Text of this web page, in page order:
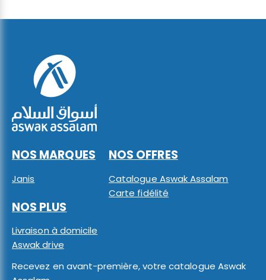
NOS MARQUES
Janis
NOS OFFRES
Catalogue Aswak Assalam
Carte fidélité
NOS PLUS
Livraison à domicile
Aswak drive
Recevez en avant-première, votre catalogue Aswak